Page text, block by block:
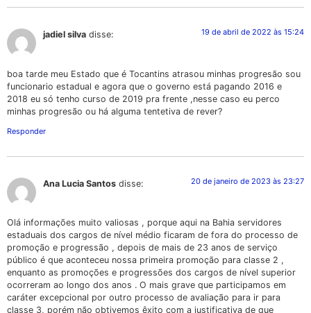
jadiel silva disse: 19 de abril de 2022 às 15:24
boa tarde meu Estado que é Tocantins atrasou minhas progresão sou
funcionario estadual e agora que o governo está pagando 2016 e
2018 eu só tenho curso de 2019 pra frente ,nesse caso eu perco
minhas progresão ou há alguma tentetiva de rever?
Responder
Ana Lucia Santos disse: 20 de janeiro de 2023 às 23:27
Olá informações muito valiosas , porque aqui na Bahia servidores
estaduais dos cargos de nível médio ficaram de fora do processo de
promoção e progressão , depois de mais de 23 anos de serviço
público é que aconteceu nossa primeira promoção para classe 2 ,
enquanto as promoções e progressões dos cargos de nível superior
ocorreram ao longo dos anos . O mais grave que participamos em
caráter excepcional por outro processo de avaliação para ir para
classe 3, porém não obtivemos êxito com a justificativa de que